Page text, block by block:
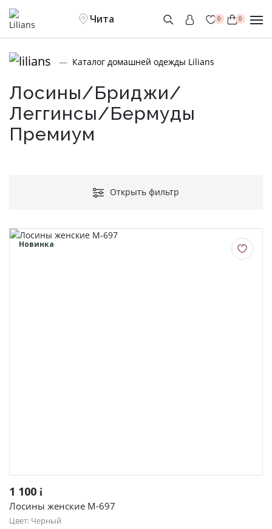
Чита 0 0
Каталог домашней одежды Lilians
Лосины/Бриджи/
Леггинсы/Бермуды
Премиум
Открыть фильтр
Новинка
1 100 i
Лосины женские М-697
Цвет: Черный